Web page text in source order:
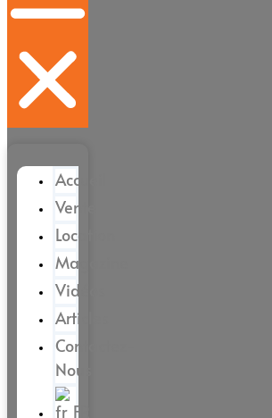
Accueil
Vente
Location
Magazine
Vidéos
Articles
Contactez-
Nous